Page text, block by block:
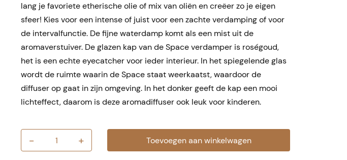
lang je favoriete etherische olie of mix van oliën en creëer zo je eigen
sfeer! Kies voor een intense of juist voor een zachte verdamping of voor
de intervalfunctie. De fijne waterdamp komt als een mist uit de
aromaverstuiver. De glazen kap van de Space verdamper is roségoud,
het is een echte eyecatcher voor ieder interieur. In het spiegelende glas
wordt de ruimte waarin de Space staat weerkaatst, waardoor de
diffuser op gaat in zijn omgeving. In het donker geeft de kap een mooi
lichteffect, daarom is deze aromadiffuser ook leuk voor kinderen.
-
Chi
Space
+ Toevoegen aan winkelwagen